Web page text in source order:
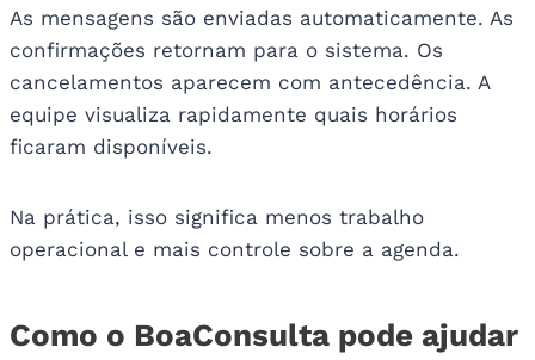
As mensagens são enviadas automaticamente. As
confirmações retornam para o sistema. Os
cancelamentos aparecem com antecedência. A
equipe visualiza rapidamente quais horários
ficaram disponíveis.
Na prática, isso significa menos trabalho
operacional e mais controle sobre a agenda.
Como o BoaConsulta pode ajudar